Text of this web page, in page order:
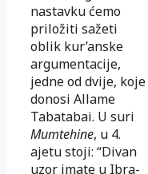
nastavku ćemo
priložiti sažeti
oblik kur’anske
argumentacije,
jedne od dvije, koje
do­nosi Allame
Tabatabai. U suri
Mumtehine, u 4.
ajetu stoji: “Divan
uzor imate u Ibra­